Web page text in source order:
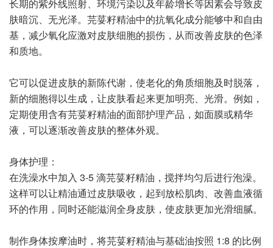
长期的紫外线照射、环境污染以及年龄增长等因素会导致皮
肤暗沉、无光泽。芫荽籽精油中的抗氧化成分能够中和自由
基，减少氧化应激对皮肤细胞的损伤，从而改善皮肤的色泽
和质地。
它可以促进皮肤的新陈代谢，使老化的角质细胞及时脱落，
新的细胞得以生成，让皮肤看起来更加明亮、光滑。例如，
定期使用含有芫荽籽精油的面部护理产品，如面膜或精华
液，可以逐渐改善皮肤的整体外观。
身体护理：
在洗澡水中加入 3-5 滴芫荽籽精油，搅拌均匀后进行泡澡。
这样可以让精油通过皮肤吸收，起到放松肌肉、改善血液循
环的作用，同时还能滋润全身皮肤，使皮肤更加光滑细腻。
制作身体按摩油时，将芫荽籽精油与基础油按照 1:8 的比例